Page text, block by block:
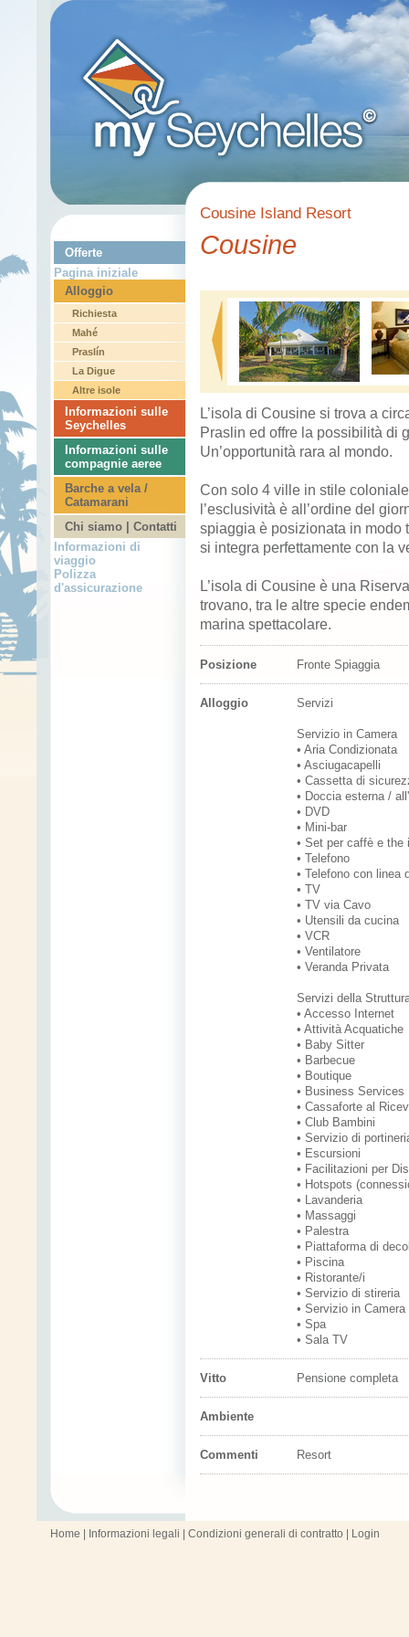
Offerte
Pagina iniziale
Alloggio
Richiesta
Mahé
Praslín
La Digue
Altre isole
Informazioni sulle
Seychelles
Informazioni sulle
compagnie aeree
Barche a vela /
Catamarani
Chi siamo | Contatti
Informazioni di
viaggio
Polizza
d'assicurazione
Cousine Island Resort
Cousine
L’isola di Cousine si trova a
Praslin ed offre la possibilità di
Un’opportunità rara al mondo.
Con solo 4 ville in stile
l’esclusività è all’ordine del
spiaggia è posizionata in modo
si integra perfettamente con la
L’isola di Cousine è una
trovano, tra le altre specie
marina spettacolare.
Posizione Fronte Spiaggia
Alloggio Servizi
Servizio in Camera
• Aria Condizionata
• Asciugacapelli
• Cassetta di
• Doccia esterna /
• DVD
• Mini-bar
• Set per caffè e
• Telefono
• Telefono con
• TV
• TV via Cavo
• Utensili da cucina
• VCR
• Ventilatore
• Veranda Privata
Servizi della
• Accesso Internet
• Attività Acquatiche
• Baby Sitter
• Barbecue
• Boutique
• Business Services
• Cassaforte al
• Club Bambini
• Servizio di
• Escursioni
• Facilitazioni per
• Hotspots
• Lavanderia
• Massaggi
• Palestra
• Piattaforma di
• Piscina
• Ristorante/i
• Servizio di stireria
• Servizio in Camera
• Spa
• Sala TV
Vitto Pensione completa
Ambiente
Commenti Resort
Home Informazioni legali Condizioni generali di contratto Login